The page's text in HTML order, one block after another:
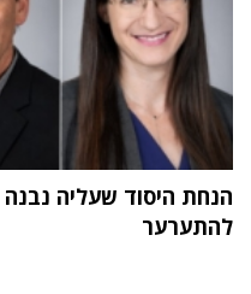
הנחת היסוד שעליה נבנה
להתערער